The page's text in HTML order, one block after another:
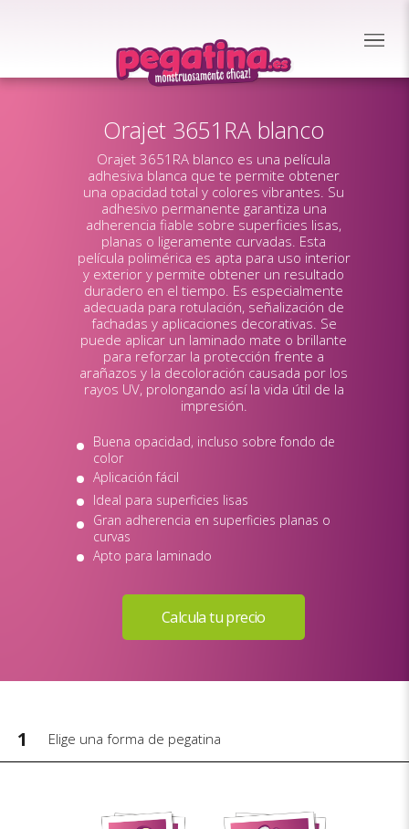
Orajet 3651RA blanco
Orajet 3651RA blanco es una película
adhesiva blanca que te permite obtener
una opacidad total y colores vibrantes. Su
adhesivo permanente garantiza una
adherencia fiable sobre superficies lisas,
planas o ligeramente curvadas. Esta
película polimérica es apta para uso interior
y exterior y permite obtener un resultado
duradero en el tiempo. Es especialmente
adecuada para rotulación, señalización de
fachadas y aplicaciones decorativas. Se
puede aplicar un laminado mate o brillante
para reforzar la protección frente a
arañazos y la decoloración causada por los
rayos UV, prolongando así la vida útil de la
impresión.
Buena opacidad, incluso sobre fondo de
color
Aplicación fácil
Ideal para superficies lisas
Gran adherencia en superficies planas o
curvas
Apto para laminado
1 Elige una forma de pegatina